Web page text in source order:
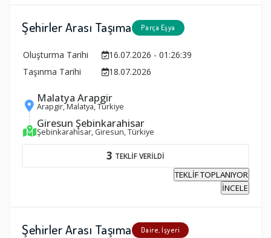
Şehirler Arası Taşıma Parça Eşya
Oluşturma Tarihi
16.07.2026 - 01:26:39
Taşınma Tarihi
18.07.2026
Malatya Arapgir
Arapgir, Malatya, Türkiye
Giresun Şebinkarahisar
Şebinkarahisar, Giresun, Türkiye
3 TEKLİF VERİLDİ
TEKLİF TOPLANIYOR
İNCELE
Şehirler Arası Taşıma Daire, İşyeri